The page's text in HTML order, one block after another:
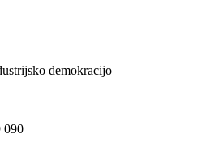
demokracijo
090